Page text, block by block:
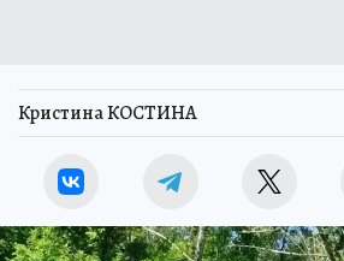
Кристина КОСТИНА